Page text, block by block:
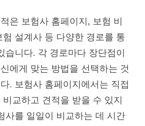
은 보험사 홈페이지, 보험 비
험 설계사 등 다양한 경로를 통
습니다. 각 경로마다 장단점이
에게 맞는 방법을 선택하는 것
. 보험사 홈페이지에서는 직접
교하고 견적을 받을 수 있지
사를 일일이 비교하는 데 시간